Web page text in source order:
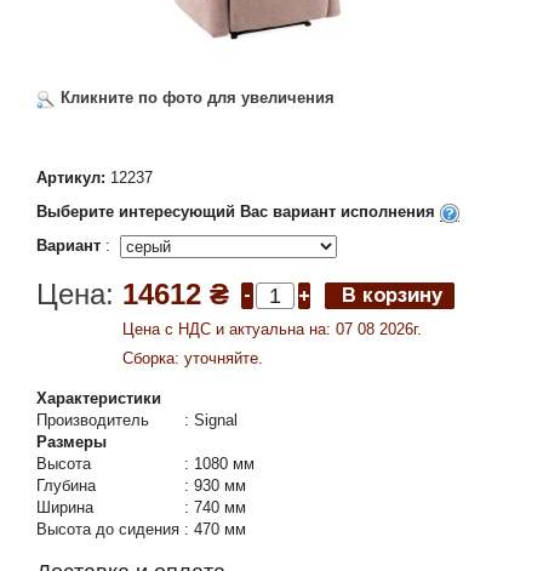
Кликните по фото для увеличения
Артикул: 12237
Выберите интересующий Вас вариант исполнения
Вариант :
Цена: 14612 ₴
Цена c НДС и актуальна на: 07 08 2026г.
Сборка: уточняйте.
Характеристики
Производитель
: Signal
Размеры
Высота
: 1080 мм
Глубина
: 930 мм
Ширина
: 740 мм
Высота до сидения : 470 мм